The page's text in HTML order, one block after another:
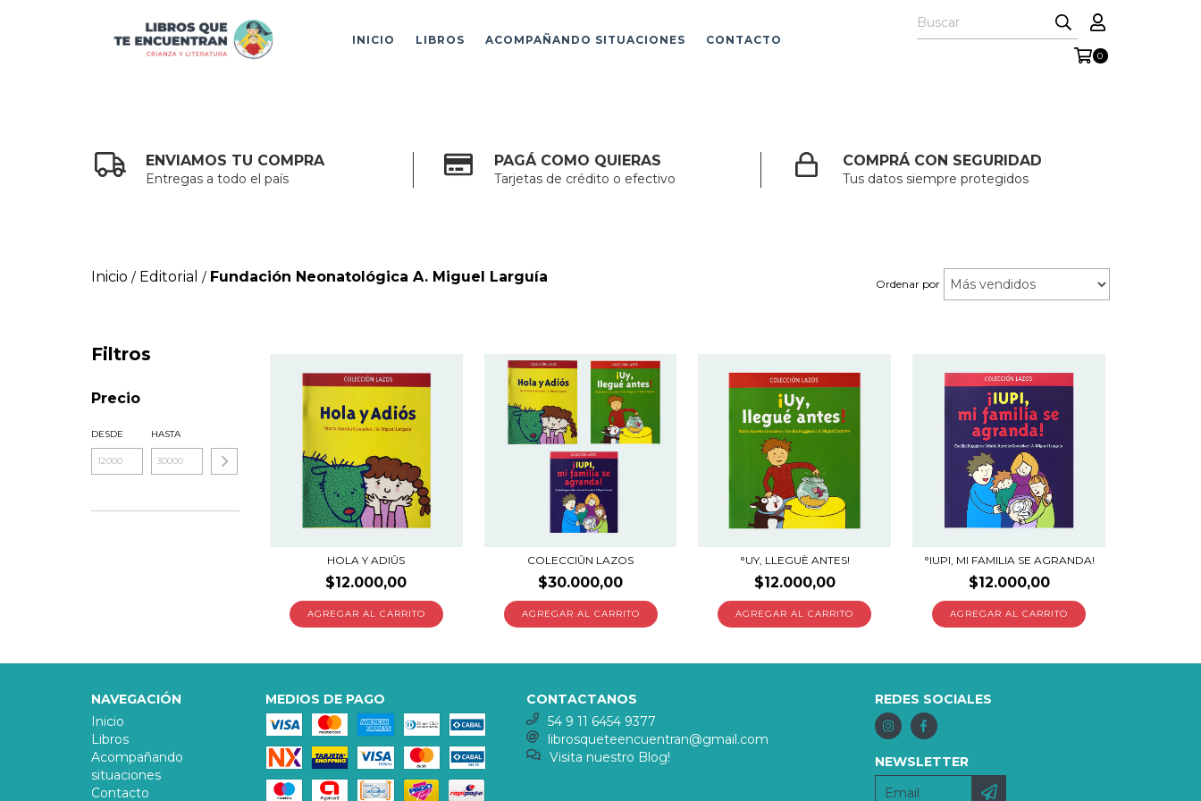
INICIO LIBROS ACOMPAÑANDO SITUACIONES CONTACTO
0
ENVIAMOS TU COMPRA
Entregas a todo el país
PAGÁ COMO QUIERAS
Tarjetas de crédito o efectivo
COMPRÁ CON SEGURIDAD
Tus datos siempre protegidos
Inicio / Editorial / Fundación Neonatológica A. Miguel Larguía Ordenar por
Filtros
Precio
DESDE HASTA
HOLA Y ADIÛS
$12.000,00
COLECCIÛN LAZOS
$30.000,00
°UY, LLEGUÈ ANTES!
$12.000,00
°IUPI, MI FAMILIA SE AGRANDA!
$12.000,00
NAVEGACIÓN
Inicio
Libros
Acompañando
situaciones
Contacto
MEDIOS DE PAGO
CONTACTANOS
54 9 11 6454 9377
librosqueteencuentran@gmail.com
Visita nuestro Blog!
REDES SOCIALES
NEWSLETTER